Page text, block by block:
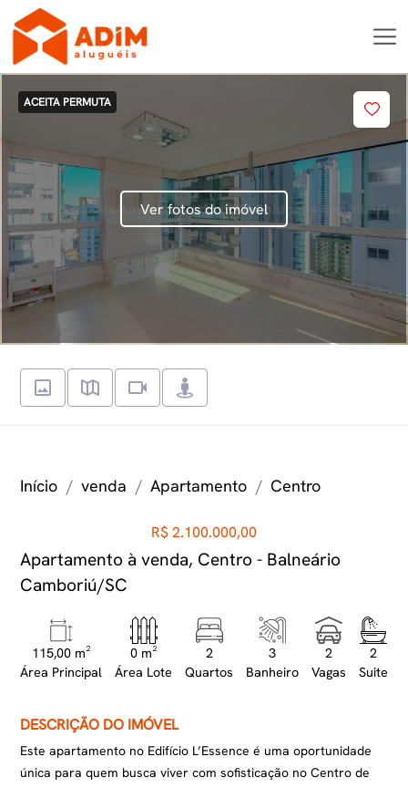
ACEITA PERMUTA
Ver fotos do imóvel
Início venda Apartamento Centro
R$ 2.100.000,00
Apartamento à venda, Centro - Balneário
Camboriú/SC
115,00 m²
Área Principal
0 m²
Área Lote
2
Quartos
3
Banheiro
2
Vagas
2
Suite
DESCRIÇÃO DO IMÓVEL
Este apartamento no Edifício L’Essence é uma oportunidade
única para quem busca viver com sofisticação no Centro de